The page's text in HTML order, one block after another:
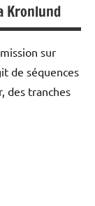
Kronlund
sur
de séquences
des tranches